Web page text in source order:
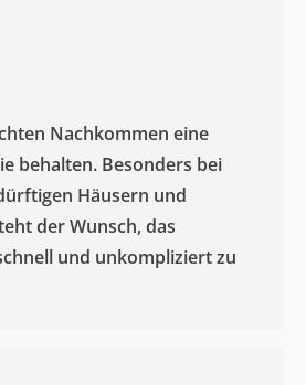
Nachkommen eine
behalten. Besonders bei
Häusern und
der Wunsch, das
und unkompliziert zu